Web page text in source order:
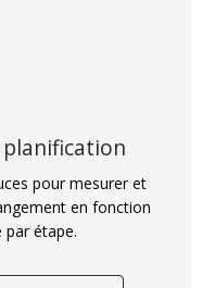
planification
pour mesurer et
en fonction
par étape.